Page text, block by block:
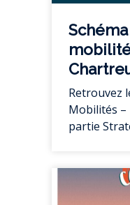
Retrouvez
Mobilités –
partie